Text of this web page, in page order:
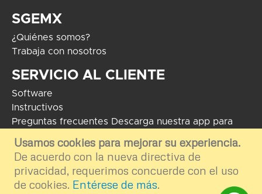
Usamos cookies para mejorar su experiencia.
De acuerdo con la nueva directiva de
privacidad, requerimos concuerde con el uso
de cookies. Entérese de más.
SGEMX
¿Quiénes somos?
Trabaja con nosotros
SERVICIO AL CLIENTE
Software
Instructivos
Preguntas frecuentes Descarga nuestra app para
Android
COPYRIGHT 2024 - Soluciones Globales en Electrónica. El uso de
marcas mostradas tiene como fin informar e ilustrar el contenido de la
plataforma por ende nos deslindamos del uso externo e inapropiado.